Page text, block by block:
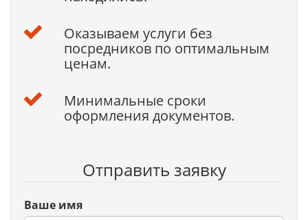
Оказываем услуги без
посредников по оптимальным
ценам.
Минимальные сроки
оформления документов.
Отправить заявку
Ваше имя